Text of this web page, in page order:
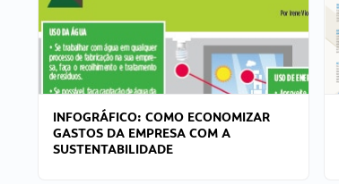
INFOGRÁFICO: COMO ECONOMIZAR
GASTOS DA EMPRESA COM A
SUSTENTABILIDADE